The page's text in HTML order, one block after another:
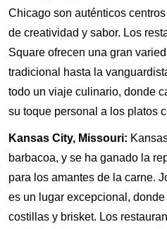
Chicago son auténticos
de creatividad y sabor. Los
Square ofrecen una gran
tradicional hasta la
todo un viaje culinario, donde
su toque personal a los platos
Kansas City, Missouri:
barbacoa, y se ha ganado la
para los amantes de la carne.
es un lugar excepcional,
costillas y brisket. Los